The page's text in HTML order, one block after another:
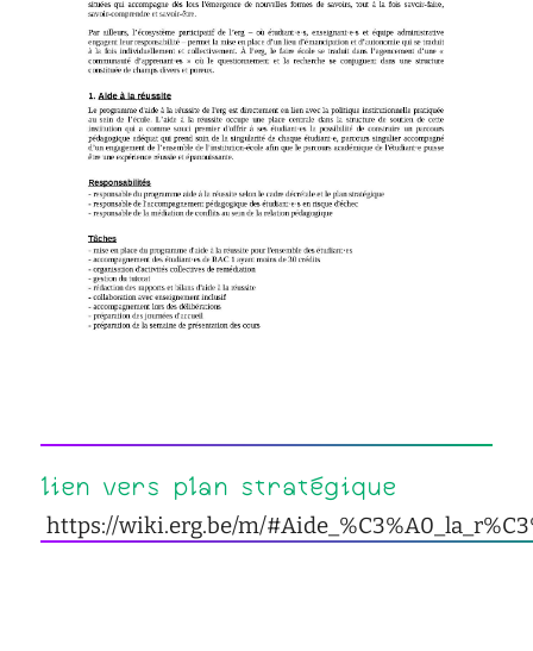
service
social
safesa
tutorat
lien vers plan stratégique
https://wiki.erg.be/m/